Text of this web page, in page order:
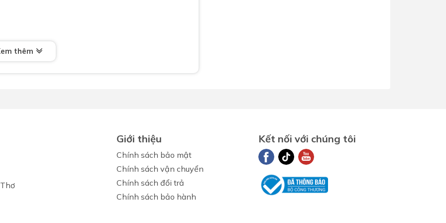
đầy đủ lỗ kỹ thuật, chậu dễ lắp đặt ở nhiều
thêm
Giới thiệu
Chính sách bảo mật
Chính sách vận chuyển
Chính sách đổi trả
Chính sách bảo hành
Kết nối với chúng tôi